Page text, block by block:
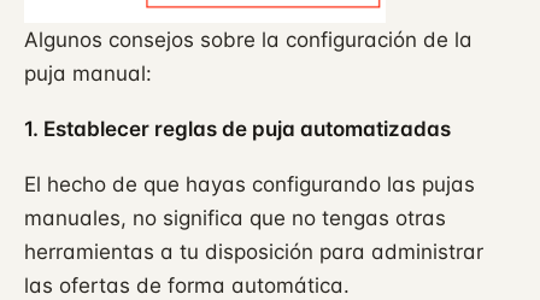
Algunos consejos sobre la configuración de la
puja manual:
1. Establecer reglas de puja automatizadas
El hecho de que hayas configurando las pujas
manuales, no significa que no tengas otras
herramientas a tu disposición para administrar
las ofertas de forma automática.